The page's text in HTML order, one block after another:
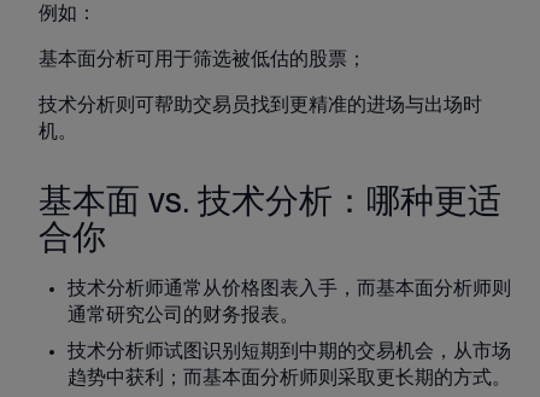
例如：
基本面分析可用于筛选被低估的股票；
技术分析则可帮助交易员找到更精准的进场与出场时
机。
基本面 vs. 技术分析：哪种更适
合你
技术分析师通常从价格图表入手，而基本面分析师则
通常研究公司的财务报表。
技术分析师试图识别短期到中期的交易机会，从市场
趋势中获利；而基本面分析师则采取更长期的方式。